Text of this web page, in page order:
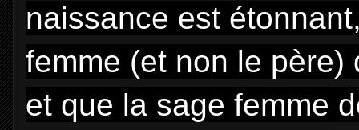
naissance est
femme (et non le
et que la sage femme